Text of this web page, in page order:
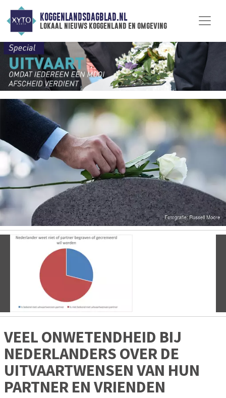
KOGGENLANDSDAGBLAD.NL
lokaal nieuws koggenland en omgeving
VEEL ONWETENDHEID BIJ
NEDERLANDERS OVER DE
UITVAARTWENSEN VAN HUN
PARTNER EN VRIENDEN